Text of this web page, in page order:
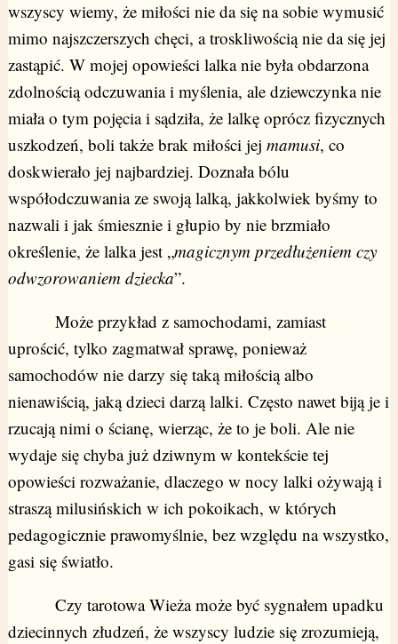
wszyscy wiemy, że miłości nie da się na sobie wymusić
mimo najszczerszych chęci, a troskliwością nie da się jej
zastąpić. W mojej opowieści lalka nie była obdarzona
zdolnością odczuwania i myślenia, ale dziewczynka nie
miała o tym pojęcia i sądziła, że lalkę oprócz fizycznych
uszkodzeń, boli także brak miłości jej mamusi, co
doskwierało jej najbardziej. Doznała bólu
współodczuwania ze swoją lalką, jakkolwiek byśmy to
nazwali i jak śmiesznie i głupio by nie brzmiało
określenie, że lalka jest „magicznym przedłużeniem czy
odwzorowaniem dziecka”.
Może przykład z samochodami, zamiast
uprościć, tylko zagmatwał sprawę, ponieważ
samochodów nie darzy się taką miłością albo
nienawiścią, jaką dzieci darzą lalki. Często nawet biją je i
rzucają nimi o ścianę, wierząc, że to je boli. Ale nie
wydaje się chyba już dziwnym w kontekście tej
opowieści rozważanie, dlaczego w nocy lalki ożywają i
straszą milusińskich w ich pokoikach, w których
pedagogicznie prawomyślnie, bez względu na wszystko,
gasi się światło.
Czy tarotowa Wieża może być sygnałem upadku
dziecinnych złudzeń, że wszyscy ludzie się zrozumieją,